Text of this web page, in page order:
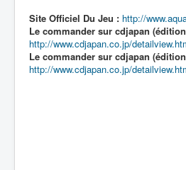
Site Officiel Du Jeu : http://
Le commander sur cdjapan
http://www.cdjapan.co.jp/
Le commander sur cdjapan
http://www.cdjapan.co.jp/